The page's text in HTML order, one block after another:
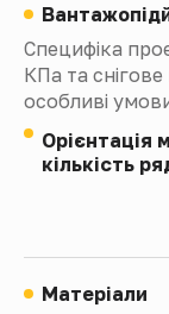
Специфіка
КПа та
особливі
Орієнтація
кількість
Матеріали